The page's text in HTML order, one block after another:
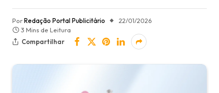
PorRedação Portal Publicitário
22/01/2026
3 Mins de Leitura
Compartilhar